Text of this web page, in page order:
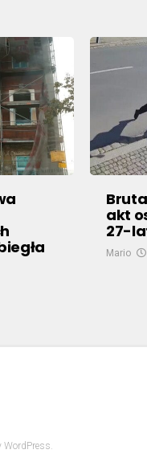
akt
27-
Mario
WordPress.